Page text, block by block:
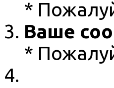
*
Ваше
*